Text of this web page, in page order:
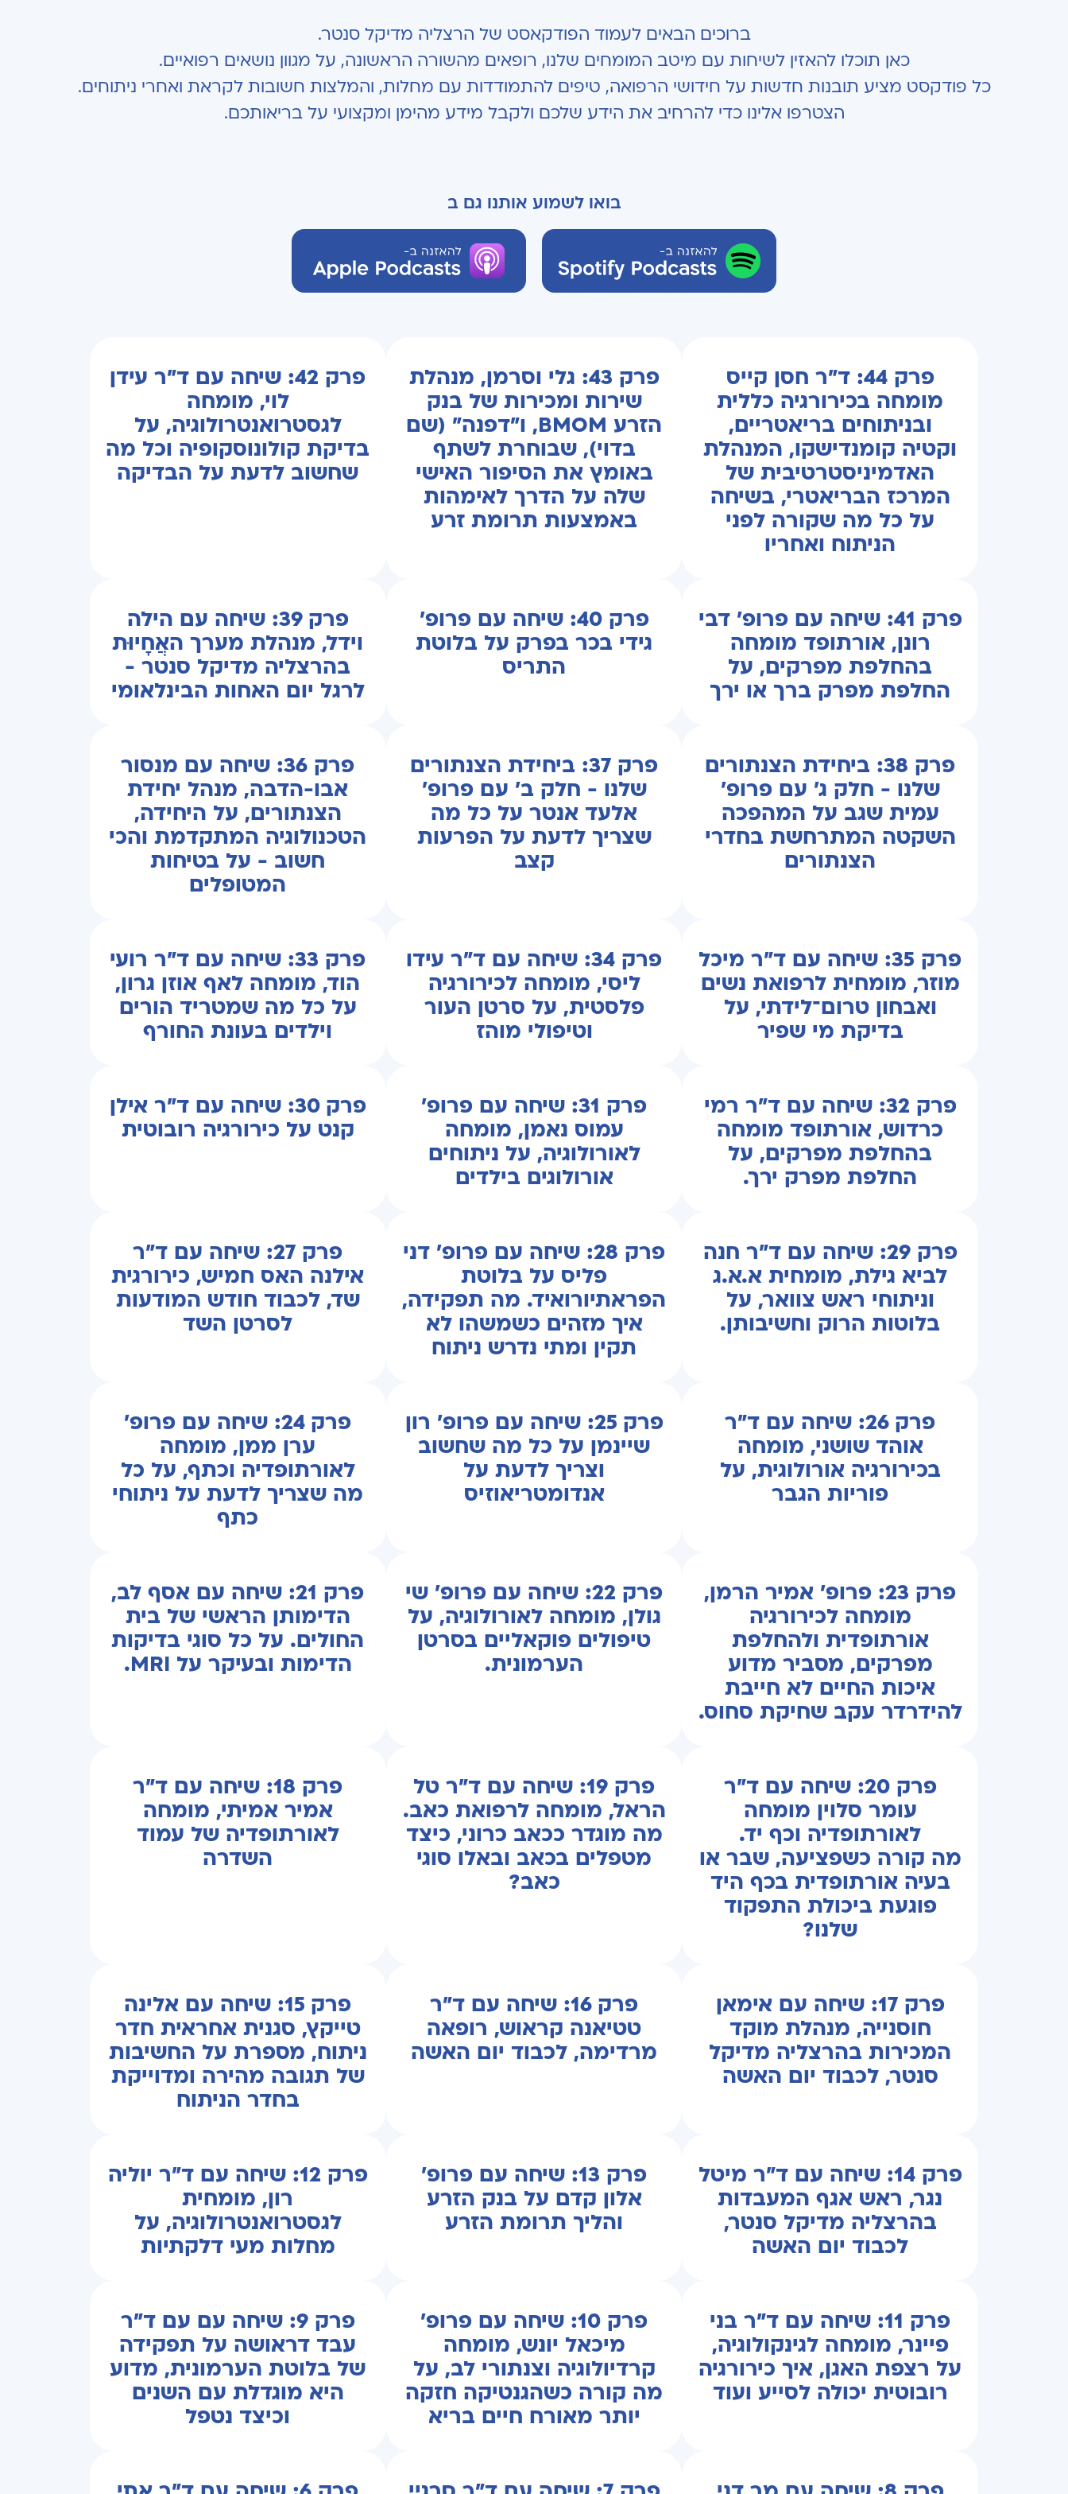
ברוכים הבאים לעמוד הפודקאסט של הרצליה מדיקל סנטר.
כאן תוכלו להאזין לשיחות עם מיטב המומחים שלנו, רופאים מהשורה הראשונה, על מגוון נושאים רפואיים.
כל פודקסט מציע תובנות חדשות על חידושי הרפואה, טיפים להתמודדות עם מחלות, והמלצות חשובות לקראת ואחרי ניתוחים.
הצטרפו אלינו כדי להרחיב את הידע שלכם ולקבל מידע מהימן ומקצועי על בריאותכם.
בואו לשמוע אותנו גם ב
פרק 44: ד"ר חסן קייס
מומחה בכירורגיה כללית
ובניתוחים בריאטריים,
וקטיה קומנדישקו, המנהלת
האדמיניסטרטיבית של
המרכז הבריאטרי, בשיחה
על כל מה שקורה לפני
הניתוח ואחריו
פרק 43: גלי וסרמן, מנהלת
שירות ומכירות של בנק
הזרע BMOM, ו"דפנה" (שם
בדוי), שבוחרת לשתף
באומץ את הסיפור האישי
שלה על הדרך לאימהות
באמצעות תרומת זרע
פרק 42: שיחה עם ד"ר עידן
לוי, מומחה
לגסטרואנטרולוגיה, על
בדיקת קולונוסקופיה וכל מה
שחשוב לדעת על הבדיקה
פרק 41: שיחה עם פרופ' דבי
רונן, אורתופד מומחה
בהחלפת מפרקים, על
החלפת מפרק ברך או ירך
פרק 40: שיחה עם פרופ'
גידי בכר בפרק על בלוטת
התריס
פרק 39: שיחה עם הילה
וידל, מנהלת מערך האֲחָיוּת
בהרצליה מדיקל סנטר -
לרגל יום האחות הבינלאומי
פרק 38: ביחידת הצנתורים
שלנו - חלק ג' עם פרופ'
עמית שגב על המהפכה
השקטה המתרחשת בחדרי
הצנתורים
פרק 37: ביחידת הצנתורים
שלנו - חלק ב' עם פרופ'
אלעד אנטר על כל מה
שצריך לדעת על הפרעות
קצב
פרק 36: שיחה עם מנסור
אבו-הדבה, מנהל יחידת
הצנתורים, על היחידה,
הטכנולוגיה המתקדמת והכי
חשוב - על בטיחות
המטופלים
פרק 35: שיחה עם ד"ר מיכל
מוזר, מומחית לרפואת נשים
ואבחון טרום־לידתי, על
בדיקת מי שפיר
פרק 34: שיחה עם ד"ר עידו
ליסי, מומחה לכירורגיה
פלסטית, על סרטן העור
וטיפולי מוהז
פרק 33: שיחה עם ד"ר רועי
הוד, מומחה לאף אוזן גרון,
על כל מה שמטריד הורים
וילדים בעונת החורף
פרק 32: שיחה עם ד"ר רמי
כרדוש, אורתופד מומחה
בהחלפת מפרקים, על
החלפת מפרק ירך.
פרק 31: שיחה עם פרופ'
עמוס נאמן, מומחה
לאורולוגיה, על ניתוחים
אורולוגים בילדים
פרק 30: שיחה עם ד"ר אילן
קנט על כירורגיה רובוטית
פרק 29: שיחה עם ד"ר חנה
לביא גילת, מומחית א.א.ג
וניתוחי ראש צוואר, על
בלוטות הרוק וחשיבותן.
פרק 28: שיחה עם פרופ' דני
פליס על בלוטת
הפראתיורואיד. מה תפקידה,
איך מזהים כשמשהו לא
תקין ומתי נדרש ניתוח
פרק 27: שיחה עם ד"ר
אילנה האס חמיש, כירורגית
שד, לכבוד חודש המודעות
לסרטן השד
פרק 26: שיחה עם ד"ר
אוהד שושני, מומחה
בכירורגיה אורולוגית, על
פוריות הגבר
פרק 25: שיחה עם פרופ' רון
שיינמן על כל מה שחשוב
וצריך לדעת על
אנדומטריאוזיס
פרק 24: שיחה עם פרופ’
ערן ממן, מומחה
לאורתופדיה וכתף, על כל
מה שצריך לדעת על ניתוחי
כתף
פרק 23: פרופ' אמיר הרמן,
מומחה לכירורגיה
אורתופדית ולהחלפת
מפרקים, מסביר מדוע
איכות החיים לא חייבת
להידרדר עקב שחיקת סחוס.
פרק 22: שיחה עם פרופ' שי
גולן, מומחה לאורולוגיה, על
טיפולים פוקאליים בסרטן
הערמונית.
פרק 21: שיחה עם אסף לב,
הדימותן הראשי של בית
החולים. על כל סוגי בדיקות
הדימות ובעיקר על MRI.
פרק 20: שיחה עם ד"ר
עומר סלוין מומחה
לאורתופדיה וכף יד.
מה קורה כשפציעה, שבר או
בעיה אורתופדית בכף היד
פוגעת ביכולת התפקוד
שלנו?
פרק 19: שיחה עם ד"ר טל
הראל, מומחה לרפואת כאב.
מה מוגדר ככאב כרוני, כיצד
מטפלים בכאב ובאלו סוגי
כאב?
פרק 18: שיחה עם ד"ר
אמיר אמיתי, מומחה
לאורתופדיה של עמוד
השדרה
פרק 17: שיחה עם אימאן
חוסנייה, מנהלת מוקד
המכירות בהרצליה מדיקל
סנטר, לכבוד יום האשה
פרק 16: שיחה עם ד"ר
טטיאנה קראוש, רופאה
מרדימה, לכבוד יום האשה
פרק 15: שיחה עם אלינה
טייקץ, סגנית אחראית חדר
ניתוח, מספרת על החשיבות
של תגובה מהירה ומדוייקת
בחדר הניתוח
פרק 14: שיחה עם ד"ר מיטל
נגר, ראש אגף המעבדות
בהרצליה מדיקל סנטר,
לכבוד יום האשה
פרק 13: שיחה עם פרופ'
אלון קדם על בנק הזרע
והליך תרומת הזרע
פרק 12: שיחה עם ד"ר יוליה
רון, מומחית
לגסטרואנטרולוגיה, על
מחלות מעי דלקתיות
פרק 11: שיחה עם ד"ר בני
פיינר, מומחה לגינקולוגיה,
על רצפת האגן, איך כירורגיה
רובוטית יכולה לסייע ועוד
פרק 10: שיחה עם פרופ'
מיכאל יונש, מומחה
קרדיולוגיה וצנתורי לב, על
מה קורה כשהגנטיקה חזקה
יותר מאורח חיים בריא
פרק 9: שיחה עם עם ד"ר
עבד דראושה על תפקידה
של בלוטת הערמונית, מדוע
היא מוגדלת עם השנים
וכיצד נטפל